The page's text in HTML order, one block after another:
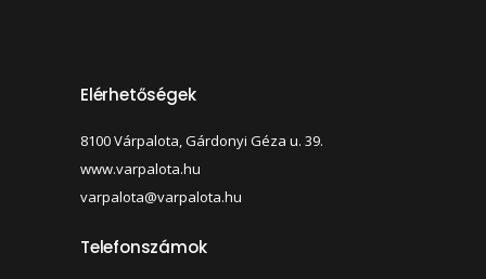
Elérhetőségek
8100 Várpalota, Gárdonyi Géza u. 39.
www.varpalota.hu
varpalota@varpalota.hu
Telefonszámok